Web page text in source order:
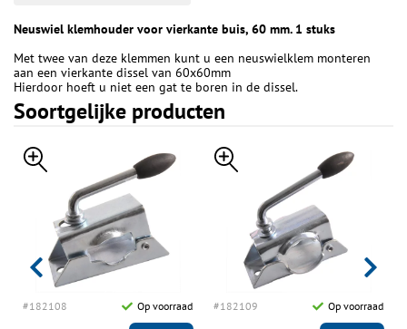
Neuswiel klemhouder voor vierkante buis, 60 mm. 1 stuks
Met twee van deze klemmen kunt u een neuswielklem monteren
aan een vierkante dissel van 60x60mm
Hierdoor hoeft u niet een gat te boren in de dissel.
Soortgelijke producten
#182108 Op voorraad #182109 Op voorraad